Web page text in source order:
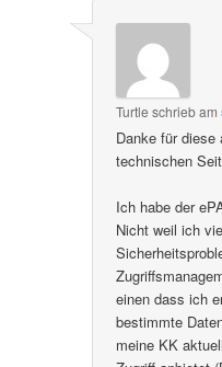
Turtle schriebam
Danke für diese
technischen
Ich habe der
Nicht weil ich
einen dass ich
bestimmte
meine KK